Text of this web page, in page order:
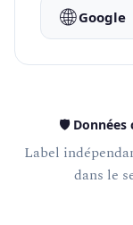
🌐 Google
🛡️ Données
Label
dans le